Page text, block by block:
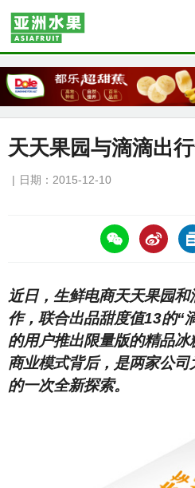
天天果园与滴滴出
日期：2015-12-10
https://asiafruitchina.net/
近日，生鲜电商天天果园
作，联合出品甜度值13的“
的用户推出限量版的精品
商业模式背后，是两家公
的一次全新探索。